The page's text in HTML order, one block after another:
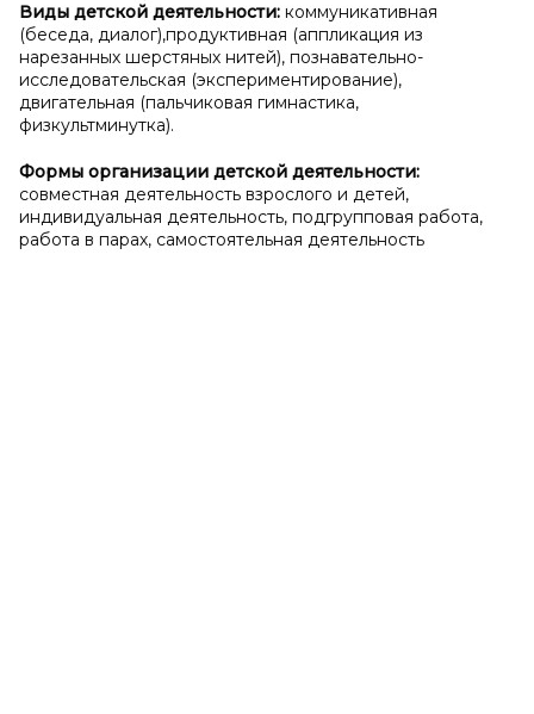
Виды детской деятельности: коммуникативная
(беседа, диалог),продуктивная (аппликация из
нарезанных шерстяных нитей), познавательно-
исследовательская (экспериментирование),
двигательная (пальчиковая гимнастика,
физкультминутка).
Формы организации детской деятельности:
совместная деятельность взрослого и детей,
индивидуальная деятельность, подгрупповая работа,
работа в парах, самостоятельная деятельность